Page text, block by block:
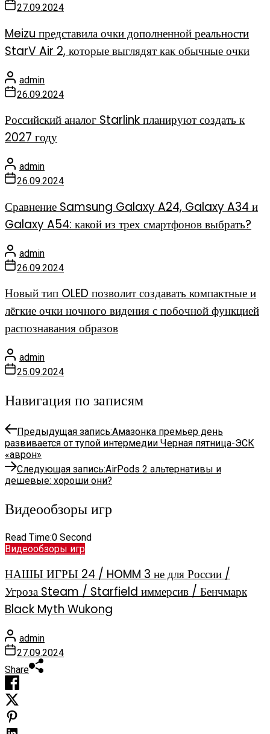
27.09.2024
Meizu представила очки дополненной реальности
StarV Air 2, которые выглядят как обычные очки
admin
26.09.2024
Российский аналог Starlink планируют создать к
2027 году
admin
26.09.2024
Сравнение Samsung Galaxy A24, Galaxy A34 и
Galaxy A54: какой из трех смартфонов выбрать?
admin
26.09.2024
Новый тип OLED позволит создавать компактные и
лёгкие очки ночного видения с побочной функцией
распознавания образов
admin
25.09.2024
Навигация по записям
Предыдущая запись:Амазонка премьер день
развивается от тупой интермедии Черная пятница-ЭСК
«аврон»
Следующая запись:AirPods 2 альтернативы и
дешевые: хороши они?
Видеообзоры игр
Read Time:0 Second
Видеообзоры игр
НАШЫ ИГРЫ 24 / HOMM 3 не для России /
Угроза Steam / Starfield иммерсив / Бенчмарк
Black Myth Wukong
admin
27.09.2024
Share